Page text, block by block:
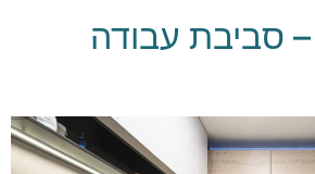
סביבת עבודה